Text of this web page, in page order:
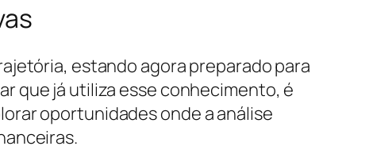
estando agora preparado para
que já utiliza esse conhecimento, é
oportunidades onde a análise